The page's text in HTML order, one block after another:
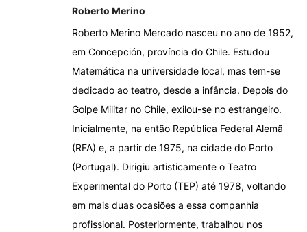
Roberto Merino
Roberto Merino Mercado nasceu no ano de 1952,
em Concepción, província do Chile. Estudou
Matemática na universidade local, mas tem-se
dedicado ao teatro, desde a infância. Depois do
Golpe Militar no Chile, exilou-se no estrangeiro.
Inicialmente, na então República Federal Alemã
(RFA) e, a partir de 1975, na cidade do Porto
(Portugal). Dirigiu artisticamente o Teatro
Experimental do Porto (TEP) até 1978, voltando
em mais duas ocasiões a essa companhia
profissional. Posteriormente, trabalhou nos